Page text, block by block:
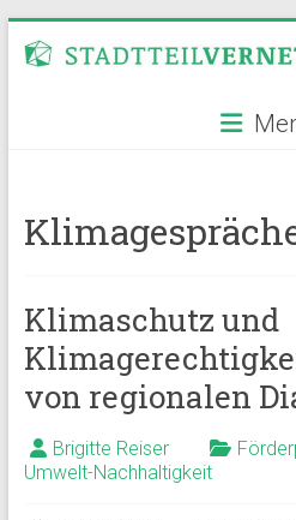
Inhalt
Klimaschutz und
von regionalen
Brigitte Reiser
Umwelt-Nachhaltigkeit